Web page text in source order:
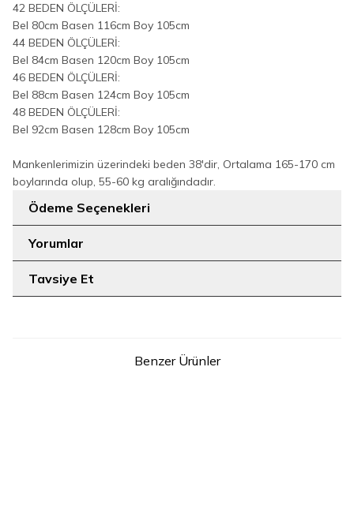
42 BEDEN ÖLÇÜLERİ:
Bel 80cm Basen 116cm Boy 105cm
44 BEDEN ÖLÇÜLERİ:
Bel 84cm Basen 120cm Boy 105cm
46 BEDEN ÖLÇÜLERİ:
Bel 88cm Basen 124cm Boy 105cm
48 BEDEN ÖLÇÜLERİ:
Bel 92cm Basen 128cm Boy 105cm
Mankenlerimizin üzerindeki beden 38'dir, Ortalama 165-170 cm
boylarında olup, 55-60 kg aralığındadır.
Ödeme Seçenekleri
Yorumlar
Tavsiye Et
Benzer Ürünler
8